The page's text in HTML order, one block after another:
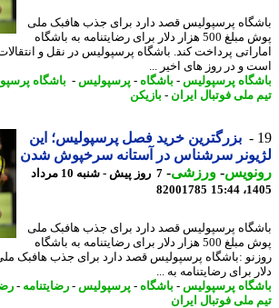
پرسپولیس قصد دارد برای جذب هافبک ملی
پوش مبلغ 500 هزار دلار برای رضایتنامه به باشگاه
پرداخت کند. باشگاه پرسپولیس در نقل و انتقالات
و در روز های اخیر ...
پرسپولیس-باشگاه-پرسپولیس-باشگاه پرسپولیس
ملی فوتبال ایران - بازیکن
بزرگترین خرید فصل پرسپولیس؛ این
سرشناس در آستانه سرخپوش شدن
-ورزشی-
7 روز پیش - شنبه 10 مرداد
82001785
پرسپولیس قصد دارد برای جذب هافبک ملی
پوش مبلغ 500 هزار دلار برای رضایتنامه به باشگاه
برای رضایتنامه به ...
پرسپولیس-باشگاه-پرسپولیس-رضایتنامه-رضایت
ملی فوتبال ایران